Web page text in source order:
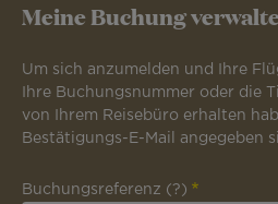
Meine Buchung
Um sich anzumelden und Ihre
Ihre Buchungsnummer oder die
von Ihrem Reisebüro erhalten
Bestätigungs-E-Mail angegeben
Buchungsreferenz (?)